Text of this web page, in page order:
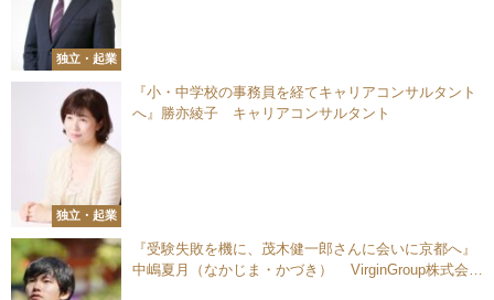
独立・起業
独立・起業
『小・中学校の事務員を経てキャリアコンサルタント
へ』勝亦綾子 キャリアコンサルタント
『受験失敗を機に、茂木健一郎さんに会いに京都へ』
中嶋夏月（なかじま・かづき） VirginGroup株式会社